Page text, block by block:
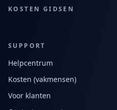
KOSTEN GIDSEN
SUPPORT
Helpcentrum
Kosten (vakmensen)
Voor klanten